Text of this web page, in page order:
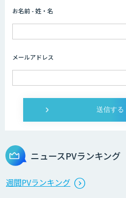
imprai
ログミーツ
生成AI活用
お名前 - 姓・名
メールアドレス
ニュースPVランキング
週間PVランキング